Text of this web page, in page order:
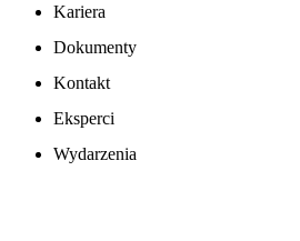
Kariera
Dokumenty
Kontakt
Eksperci
Wydarzenia